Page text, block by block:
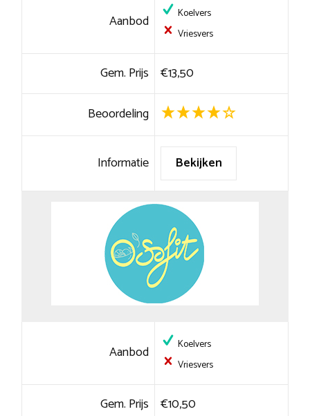
Aanbod
Koelvers
Vriesvers
Gem. Prijs €13,50
Beoordeling
Informatie Bekijken
Aanbod
Koelvers
Vriesvers
Gem. Prijs €10,50